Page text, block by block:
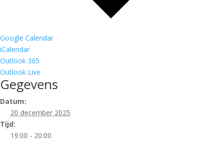
Google Calendar
iCalendar
Outlook 365
Outlook Live
Gegevens
Datum:
20 december 2025
Tijd:
19:00 - 20:00